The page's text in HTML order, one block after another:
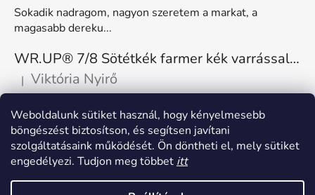
Weboldalunk sütiket használ, hogy kényelmesebb
böngészést biztosítson, és segítsen javítani
szolgáltatásaink működését. Ön döntheti el, mely sütiket
engedélyezi. Tudjon meg többet itt
Sokadik nadragom, nagyon szeretem a markat, a
magasabb dereku...
WR.UP® 7/8 Sötétkék farmer kék varrással, superskinny RE(MOVE) WRUP4RC002ORG, J0B
A termék értékelése 5-ből 5 csillag.
| Viktória Nyirő
Nagyon kényelmes, rugalmas. Méretnek megfelelő.